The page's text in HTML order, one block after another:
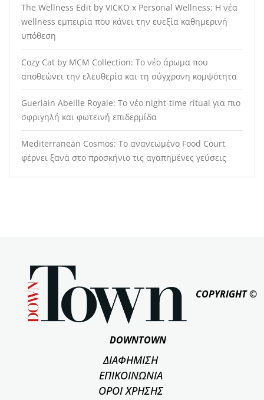
The Wellness Edit by VICKO x Personal Wellness: Η νέα
wellness εμπειρία που κάνει την ευεξία καθημερινή
υπόθεση
Cozy Cat by MCM Collection: Το νέο άρωμα που
αποθεώνει την ελευθερία και τη σύγχρονη κομψότητα
Guerlain Abeille Royale: Το νέο night-time ritual για πιο
σφριγηλή και φωτεινή επιδερμίδα
Mediterranean Cosmos: Το ανανεωμένο Food Court
φέρνει ξανά στο προσκήνιο τις αγαπημένες γεύσεις
COPYRIGHT ©
DOWNTOWN
ΔΙΑΦΗΜΙΣΗ
ΕΠΙΚΟΙΝΩΝΙΑ
ΟΡΟΙ ΧΡΗΣΗΣ